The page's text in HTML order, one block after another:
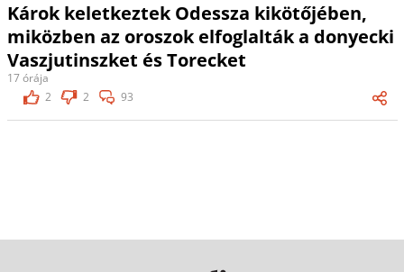
Károk keletkeztek Odessza kikötőjében,
miközben az oroszok elfoglalták a donyecki
Vaszjutinszket és Torecket
17 órája
2
2 93